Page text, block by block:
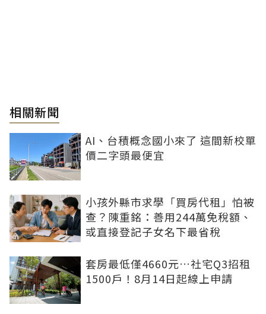
相關新聞
AI、台積概念國小來了 這間新校單
價二字頭最便宜
小孩外縣市求學「買房代租」怕被
查？陳重銘：善用244萬免稅額、
或直接登記子女名下最省稅
套房最低僅4660元…社宅Q3招租
1500戶！8月14日起線上申請